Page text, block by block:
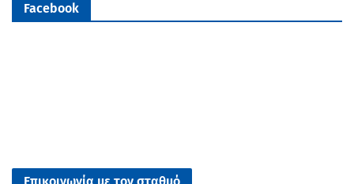
Facebook